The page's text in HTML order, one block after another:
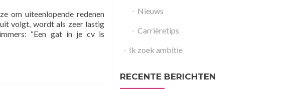
om uiteenlopende redenen
volgt, wordt als zeer lastig
“Een gat in je cv is
Nieuws
Carrièretips
Ik zoek ambitie
RECENTE BERICHTEN